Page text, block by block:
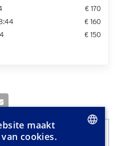
€ 170
€ 160
€ 150
dit kavel bijna afloopt
maakt
cookies.